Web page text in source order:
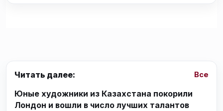
Читать далее: Все
Юные художники из Казахстана покорили
Лондон и вошли в число лучших талантов